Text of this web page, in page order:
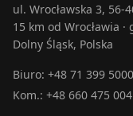
ul. Wrocławska 3, 56-
15 km od Wrocławia
Dolny Śląsk, Polska
Biuro: +48 71 399 5000
Kom.: +48 660 475 004